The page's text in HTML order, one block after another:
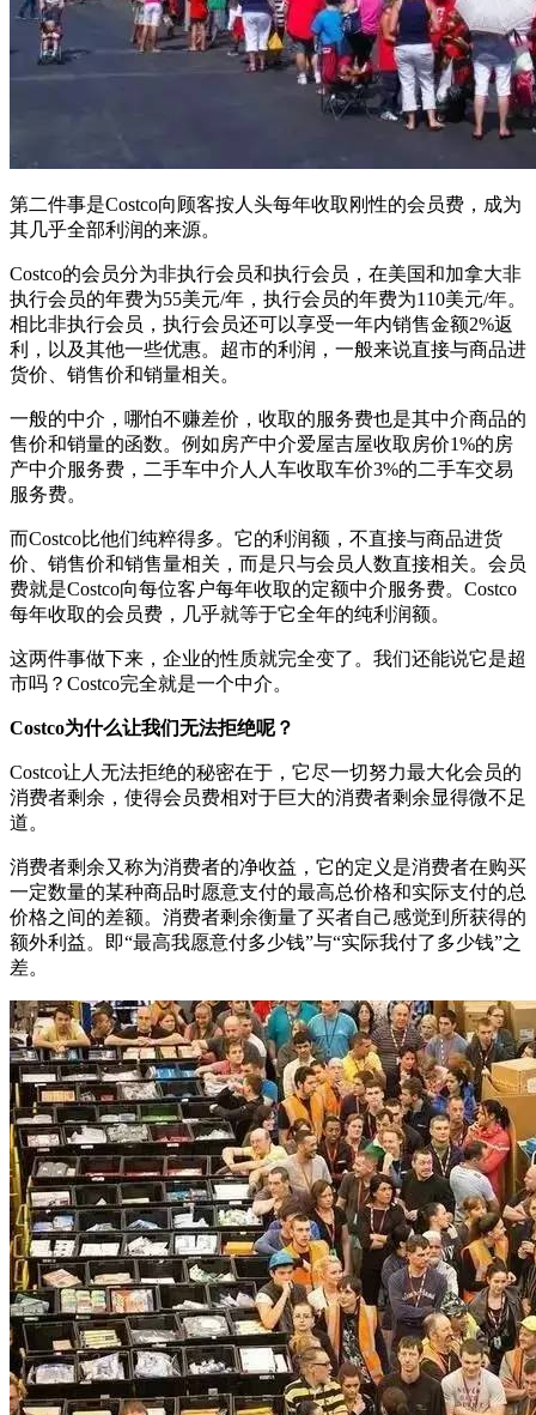
第二件事是Costco向顾客按人头每年收取刚性的会员费，成为
其几乎全部利润的来源。
Costco的会员分为非执行会员和执行会员，在美国和加拿大非
执行会员的年费为55美元/年，执行会员的年费为110美元/年。
相比非执行会员，执行会员还可以享受一年内销售金额2%返
利，以及其他一些优惠。超市的利润，一般来说直接与商品进
货价、销售价和销量相关。
一般的中介，哪怕不赚差价，收取的服务费也是其中介商品的
售价和销量的函数。例如房产中介爱屋吉屋收取房价1%的房
产中介服务费，二手车中介人人车收取车价3%的二手车交易
服务费。
而Costco比他们纯粹得多。它的利润额，不直接与商品进货
价、销售价和销售量相关，而是只与会员人数直接相关。会员
费就是Costco向每位客户每年收取的定额中介服务费。Costco
每年收取的会员费，几乎就等于它全年的纯利润额。
这两件事做下来，企业的性质就完全变了。我们还能说它是超
市吗？Costco完全就是一个中介。
Costco为什么让我们无法拒绝呢？
Costco让人无法拒绝的秘密在于，它尽一切努力最大化会员的
消费者剩余，使得会员费相对于巨大的消费者剩余显得微不足
道。
消费者剩余又称为消费者的净收益，它的定义是消费者在购买
一定数量的某种商品时愿意支付的最高总价格和实际支付的总
价格之间的差额。消费者剩余衡量了买者自己感觉到所获得的
额外利益。即“最高我愿意付多少钱”与“实际我付了多少钱”之
差。